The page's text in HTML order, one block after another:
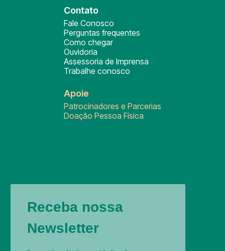
Contato
Fale Conosco
Perguntas frequentes
Como chegar
Ouvidoria
Assessoria de Imprensa
Trabalhe conosco
Apoie
Patrocinadores e Parcerias
Doação Pessoa Física